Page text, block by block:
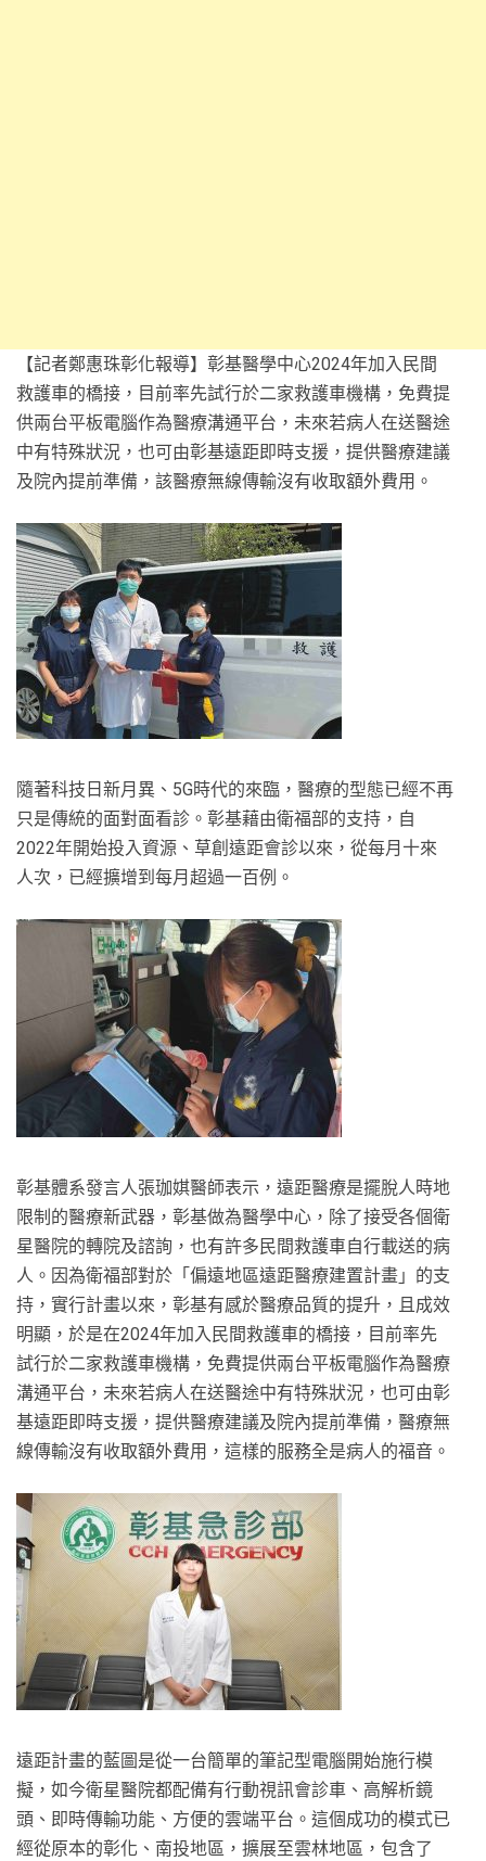
【記者鄭惠珠彰化報導】彰基醫學中心2024年加入民間
救護車的橋接，目前率先試行於二家救護車機構，免費提
供兩台平板電腦作為醫療溝通平台，未來若病人在送醫途
中有特殊狀況，也可由彰基遠距即時支援，提供醫療建議
及院內提前準備，該醫療無線傳輸沒有收取額外費用。
隨著科技日新月異、5G時代的來臨，醫療的型態已經不再
只是傳統的面對面看診。彰基藉由衛福部的支持，自
2022年開始投入資源、草創遠距會診以來，從每月十來
人次，已經擴增到每月超過一百例。
彰基體系發言人張珈娸醫師表示，遠距醫療是擺脫人時地
限制的醫療新武器，彰基做為醫學中心，除了接受各個衛
星醫院的轉院及諮詢，也有許多民間救護車自行載送的病
人。因為衛福部對於「偏遠地區遠距醫療建置計畫」的支
持，實行計畫以來，彰基有感於醫療品質的提升，且成效
明顯，於是在2024年加入民間救護車的橋接，目前率先
試行於二家救護車機構，免費提供兩台平板電腦作為醫療
溝通平台，未來若病人在送醫途中有特殊狀況，也可由彰
基遠距即時支援，提供醫療建議及院內提前準備，醫療無
線傳輸沒有收取額外費用，這樣的服務全是病人的福音。
遠距計畫的藍圖是從一台簡單的筆記型電腦開始施行模
擬，如今衛星醫院都配備有行動視訊會診車、高解析鏡
頭、即時傳輸功能、方便的雲端平台。這個成功的模式已
經從原本的彰化、南投地區，擴展至雲林地區，包含了